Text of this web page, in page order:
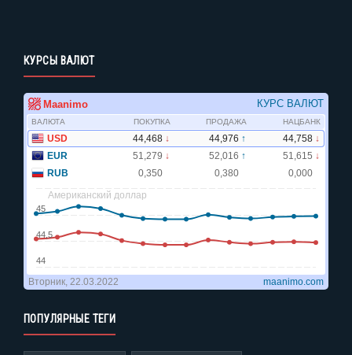
КУРСЫ ВАЛЮТ
ПОПУЛЯРНЫЕ ТЕГИ